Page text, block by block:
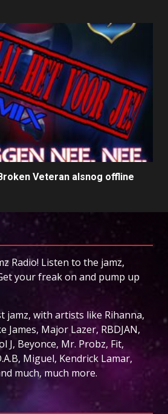
Veteran alsnog offline
Radio! Listen to the jamz,
your freak on and pump up
jamz, with artists like Rihanna,
James, Major Lazer, RBDJAN,
J, Beyonce, Mr. Probz, Fit,
Miguel, Kendrick Lamar,
much, much more.